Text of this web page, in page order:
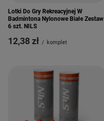
Lotki Do Gry Rekreacyjnej W
Badmintona Nylonowe Białe Zestaw
6 szt. NILS
12,38 zł / komplet